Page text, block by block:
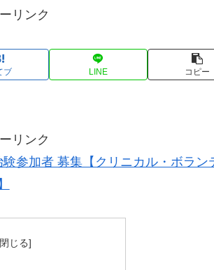
リンク
ブ LINE コピー
リンク
参加者 募集【クリニカル・ボラン